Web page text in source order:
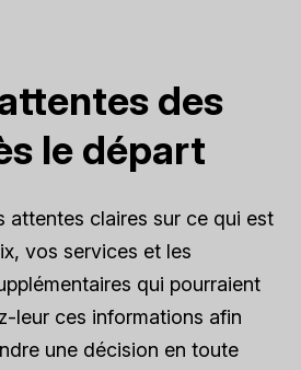
des
le départ
attentes claires sur ce qui est
vos services et les
qui pourraient
leur ces informations afin
une décision en toute